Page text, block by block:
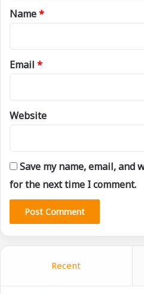
*
Name*
Email *
Website
Save my name, email,
for the next time I comment.
Recent